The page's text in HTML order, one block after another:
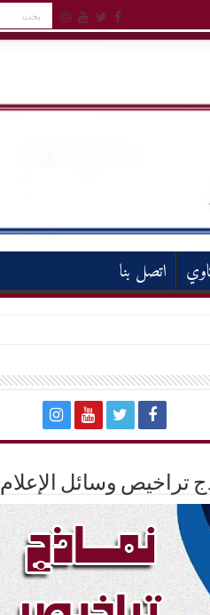
اتصل بنا
تراخيص وسائل الإعلام